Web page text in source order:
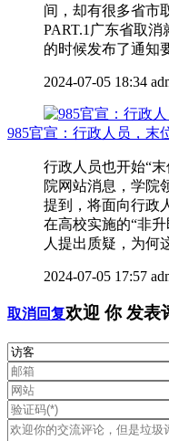
间，却有很多省市
PART.1广东省取
的时候发布了通知
2024-07-05 18:34
985官宣：行政人员，末
行政人员也开始“
院网站消息，学院
提到，将面向行政
在高校实施的“非
人提出质疑，为何
2024-07-05 17:57
取消回复欢迎 你发表